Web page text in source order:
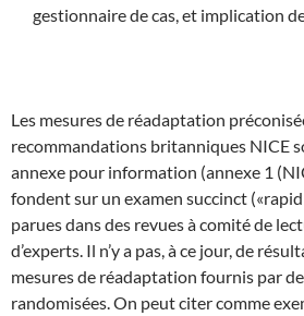
gestionnaire de cas, et implication
Les mesures de réadaptation
recommandations britanniques NICE
annexe pour information (annexe 1
fondent sur un examen succinct
parues dans des revues à comité de
d’experts. Il n’y a pas, à ce jour, de
mesures de réadaptation fournis par
randomisées. On peut citer comme